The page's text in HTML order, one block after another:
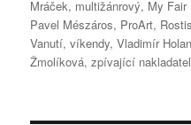
Mráček, multižánrový, My Fair
Pavel Mészáros, ProArt,
Vanutí,víkendy,Vladimír Holan
Žmolíková,zpívající nakladatel